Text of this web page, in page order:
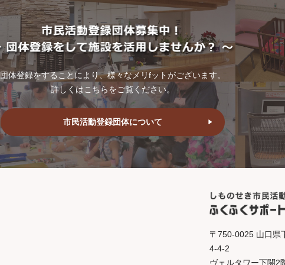
団体登録をすることにより、様々なメリfットがございます。
詳しくはこちらをご覧ください。
市民活動登録団体について
〒750-0025 山口県
4-4-2
ヴェルタワー下関2